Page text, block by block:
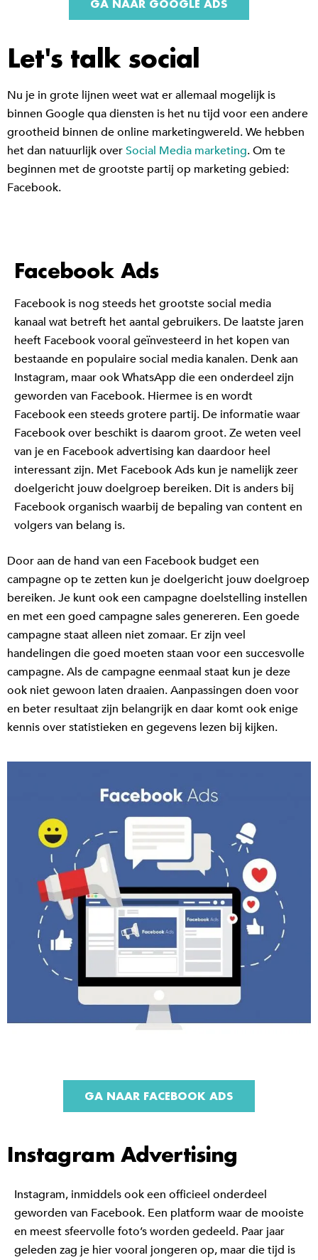
GA NAAR GOOGLE ADS
Let's talk social
Nu je in grote lijnen weet wat er allemaal mogelijk is
binnen Google qua diensten is het nu tijd voor een andere
grootheid binnen de online marketingwereld. We hebben
het dan natuurlijk overSocial Media marketing. Om te
beginnen met de grootste partij op marketing gebied:
Facebook.
Facebook Ads
Facebook is nog steeds het grootste social media
kanaal wat betreft het aantal gebruikers. De laatste jaren
heeft Facebook vooral geïnvesteerd in het kopen van
bestaande en populaire social media kanalen. Denk aan
Instagram, maar ook WhatsApp die een onderdeel zijn
geworden van Facebook. Hiermee is en wordt
Facebook een steeds grotere partij. De informatie waar
Facebook over beschikt is daarom groot. Ze weten veel
van je en Facebook advertising kan daardoor heel
interessant zijn. Met Facebook Ads kun je namelijk zeer
doelgericht jouw doelgroep bereiken. Dit is anders bij
Facebook organisch waarbij de bepaling van content en
volgers van belang is.
Door aan de hand van een Facebook budget een
campagne op te zetten kun je doelgericht jouw doelgroep
bereiken. Je kunt ook een campagne doelstelling instellen
en met een goed campagne sales genereren. Een goede
campagne staat alleen niet zomaar. Er zijn veel
handelingen die goed moeten staan voor een succesvolle
campagne. Als de campagne eenmaal staat kun je deze
ook niet gewoon laten draaien. Aanpassingen doen voor
en beter resultaat zijn belangrijk en daar komt ook enige
kennis over statistieken en gegevens lezen bij kijken.
GA NAAR FACEBOOK ADS
Instagram Advertising
Instagram, inmiddels ook een officieel onderdeel
geworden van Facebook. Een platform waar de mooiste
en meest sfeervolle foto’s worden gedeeld. Paar jaar
geleden zag je hier vooral jongeren op, maar die tijd is